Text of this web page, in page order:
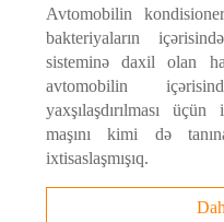
Avtomobilin
bakteriyaların
sisteminə daxil olan
avtomobilin
yaxşılaşdırılması
maşını kimi də
ixtisaslaşmışıq.